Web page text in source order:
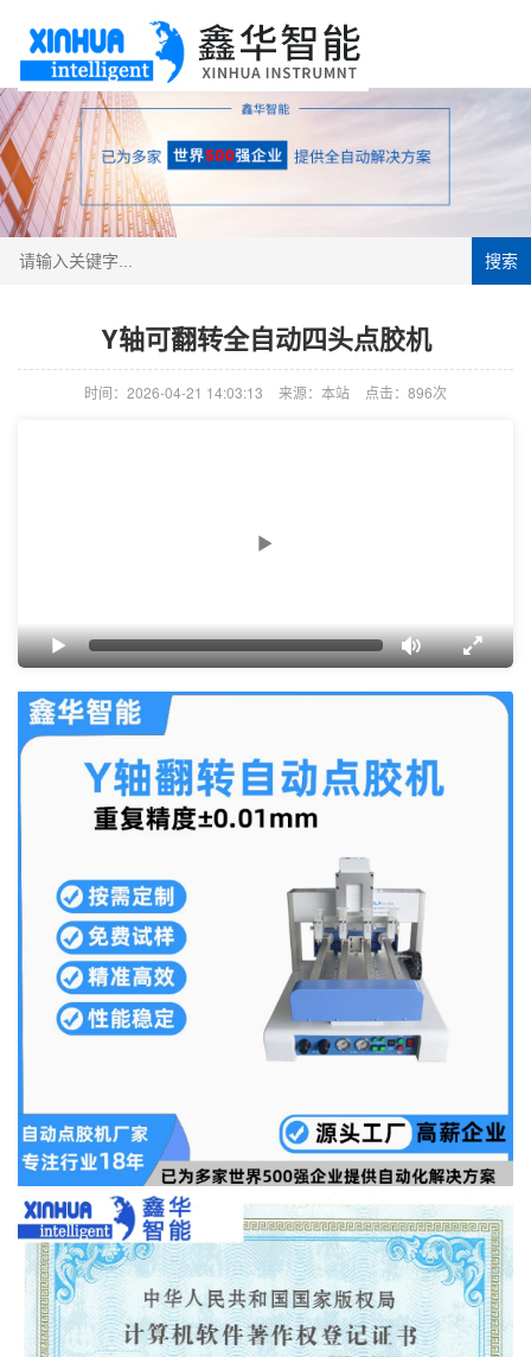
搜索
Y轴可翻转全自动四头点胶机
时间：2026-04-21 14:03:13 来源：本站 点击：896次